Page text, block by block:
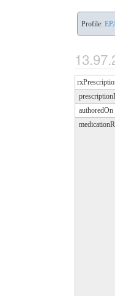
Profile:
authoredOn